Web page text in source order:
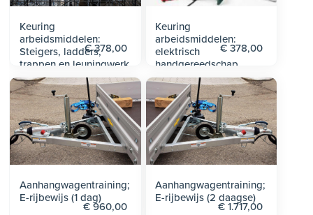
Keuring
arbeidsmiddelen:
Steigers, ladders,
trappen en leuningwerk
€ 378,00
Keuring
arbeidsmiddelen:
elektrisch
handgereedschap
€ 378,00
Aanhangwagentraining;
E-rijbewijs (1 dag)
€ 960,00
Aanhangwagentraining;
E-rijbewijs (2 daagse)
€ 1.717,00